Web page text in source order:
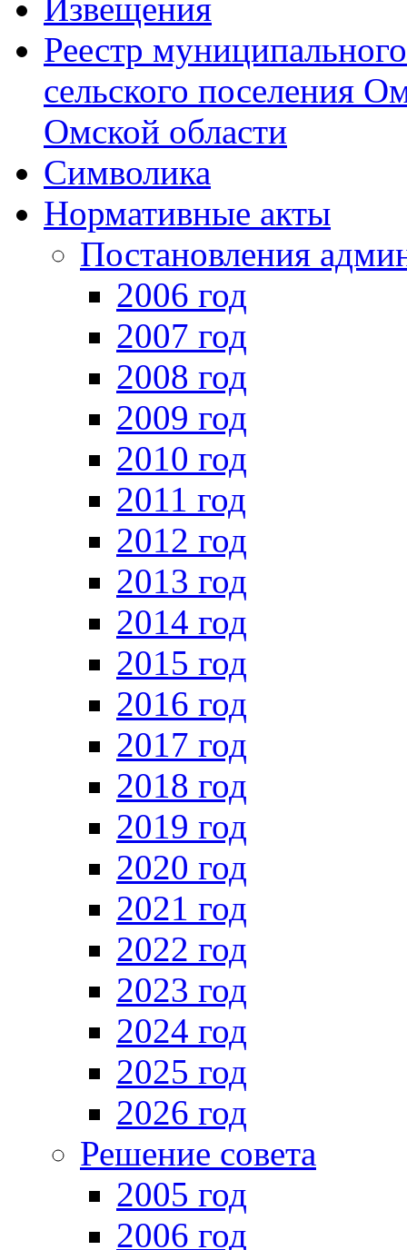
Извещения
Реестр
сельского поселения
Омской области
Символика
Нормативные акты
Постановления
2006 год
2007 год
2008 год
2009 год
2010 год
2011 год
2012 год
2013 год
2014 год
2015 год
2016 год
2017 год
2018 год
2019 год
2020 год
2021 год
2022 год
2023 год
2024 год
2025 год
2026 год
Решение совета
2005 год
2006 год